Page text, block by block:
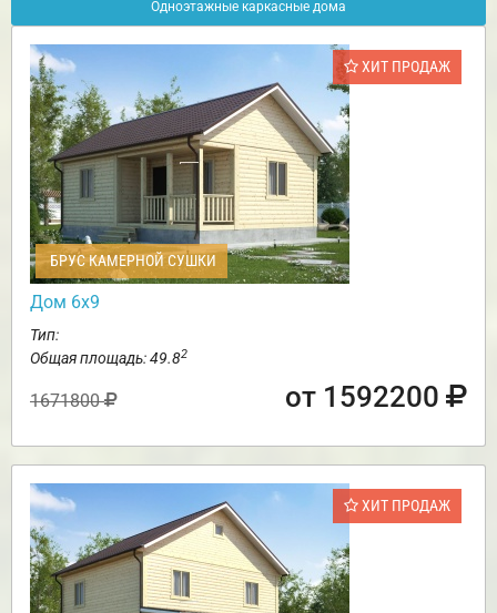
Одноэтажные каркасные дома
ХИТ ПРОДАЖ
БРУС КАМЕРНОЙ СУШКИ
Дом 6х9
Тип:
Общая площадь: 49.82
1671800 от 1592200
ХИТ ПРОДАЖ